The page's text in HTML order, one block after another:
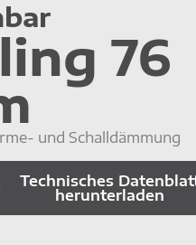
76
und Schalldämmung
Technisches
herunterladen